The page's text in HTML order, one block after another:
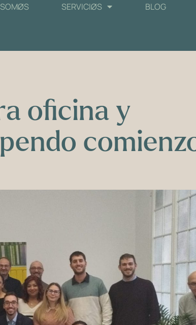
SERVICIØS BLOG
oficina y